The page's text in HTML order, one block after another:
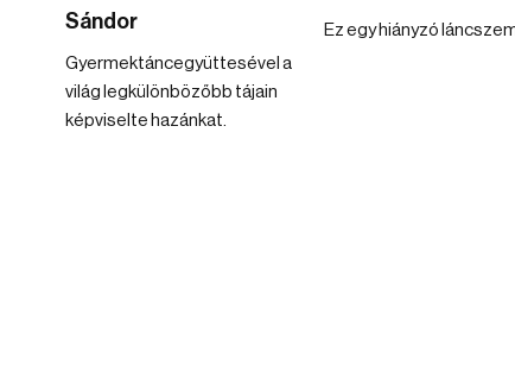
Sándor
Gyermektáncegyüttesével a
világ legkülönbözőbb tájain
képviselte hazánkat.
Ez egy hiányzó